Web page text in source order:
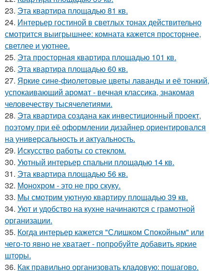
23. Эта квартира площадью 81 кв.
24. Интерьер гостиной в светлых тонах действительно
смотрится выигрышнее: комната кажется просторнее,
светлее и уютнее.
25. Эта просторная квартира площадью 101 кв.
26. Эта квартира площадью 60 кв.
27. Яркие сине-фиолетовые цветы лаванды и её тонкий,
успокаивающий аромат - вечная классика, знакомая
человечеству тысячелетиями.
28. Эта квартира создана как инвестиционный проект,
поэтому при её оформлении дизайнер ориентировался
на универсальность и актуальность.
29. Искусство работы со стеклом.
30. Уютный интерьер спальни площадью 14 кв.
31. Эта квартира площадью 56 кв.
32. Монохром - это не про скуку.
33. Мы смотрим уютную квартиру площадью 39 кв.
34. Уют и удобство на кухне начинаются с грамотной
организации.
35. Когда интерьер кажется "Слишком Спокойным" или
чего-то явно не хватает - попробуйте добавить яркие
шторы.
36. Как правильно организовать кладовую: пошагово.